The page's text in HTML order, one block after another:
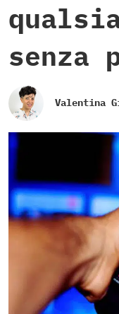
senza
Valentina